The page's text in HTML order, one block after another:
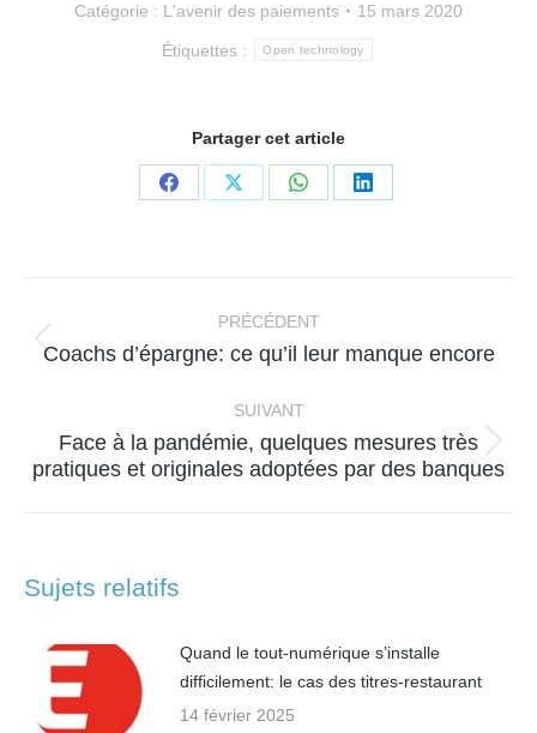
Catégorie : L'avenir des paiements 15 mars 2020
Étiquettes : Open technology
Partager cet article
PartagerPartagerPartagerPartager
article
PRÉCÉDENT
Article
:
Coachs d’épargne: ce qu’il leur manque encore
SUIVANT
Article
suivant
Face à la pandémie, quelques mesures très
pratiques et originales adoptées par des banques
Sujets relatifs
Quand le tout-numérique s’installe
difficilement: le cas des titres-restaurant
14 février 2025